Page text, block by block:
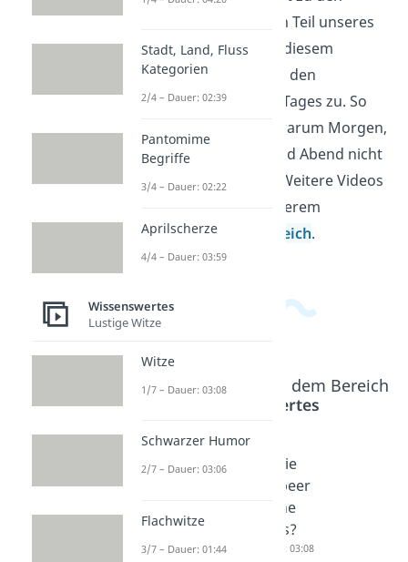
Tageszeiten und ist ein Teil unseres
Alltags. Du ordnest in diesem
Themenfeld Uhrzeiten den
passenden Teilen des Tages zu. So
verstehst du besser, warum Morgen,
Mittag, Nachmittag und Abend nicht
immer gleich wirken. Weitere Videos
dazu findest du in unserem
Allgemeinwissensbereich.
Beliebte Inhalte aus dem Bereich
Wissenswertes
Untersc
und
Gemüse
Tomate
Gemüse
Dauer: 04:52
Ist die
Erdbeer
e eine
Nuss?
Dauer: 03:08
Stadt, Land, Fluss
Kategorien
2/4 – Dauer: 02:39
Pantomime
Begriffe
3/4 – Dauer: 02:22
Aprilscherze
4/4 – Dauer: 03:59
Wissenswertes
Lustige Witze
Witze
1/7 – Dauer: 03:08
Schwarzer Humor
2/7 – Dauer: 03:06
Flachwitze
3/7 – Dauer: 01:44